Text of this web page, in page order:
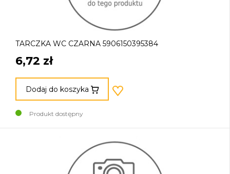
TARCZKA WC CZARNA 5906150395384
6,72 zł
Dodaj do koszyka
Produkt dostępny